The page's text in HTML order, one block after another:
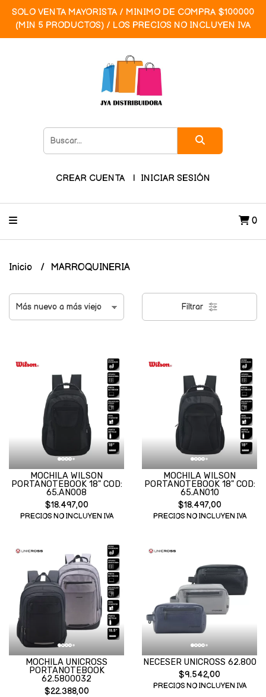
SOLO VENTA MAYORISTA / MINIMO DE COMPRA $100000
(MIN 5 PRODUCTOS) / LOS PRECIOS NO INCLUYEN IVA
CREAR CUENTA INICIAR SESIÓN
0
Inicio MARROQUINERIA
Filtrar
MOCHILA WILSON
PORTANOTEBOOK 18" COD:
65.AN008
$18.497,00
PRECIOS NO INCLUYEN IVA
MOCHILA WILSON
PORTANOTEBOOK 18" COD:
65.AN010
$18.497,00
PRECIOS NO INCLUYEN IVA
MOCHILA UNICROSS
PORTANOTEBOOK
62.5800032
$22.388,00
NECESER UNICROSS 62.800
$9.542,00
PRECIOS NO INCLUYEN IVA